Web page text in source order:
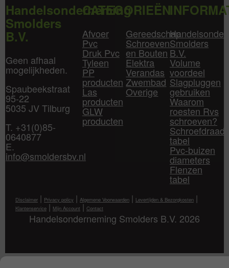
Handelsonderneming
Smolders
B.V.
Geen afhaal
mogelijkheden.
Spaubeekstraat
95-22
5035 JV Tilburg
T. +31(0)85-
0640877
E.
info@smoldersbv.nl
CATEGORIEËN
Afvoer
Pvc
Druk Pvc
Tyleen
PP
producten
Las
producten
GLW
producten
Gereedschap
Schroeven
en Bouten
Elektra
Verandas
Zwembad
Overige
Smolders
B.V.
Volume
voordeel
Slagpluggen
gebruiken
Waarom
roesten Rvs
schroeven?
Schroefdraad
tabel
Pvc-buizen
diameters
Flenzen
tabel
Disclaimer | Privacy policy | Algemene Voorwaarden | Levertijden & Bezorgkosten |
Klantenservice | Mijn Account | Contact
Handelsonderneming Smolders B.V. 2026